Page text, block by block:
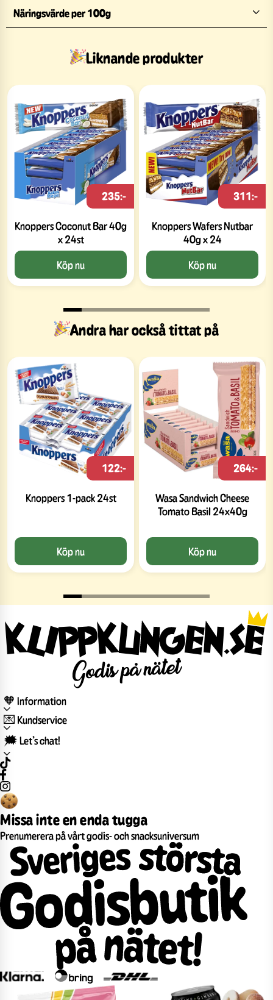
Näringsvärde per 100g
Liknande produkter
Knoppers Coconut Bar 40g
x 24st
235:-
Köp nu
Knoppers Wafers Nutbar
40g x 24
311:-
Köp nu
Andra har också tittat på
Knoppers 1-pack 24st
122:-
Köp nu
Wasa Sandwich Cheese
Tomato Basil 24x40g
264:-
Köp nu
🧡 Information
💌 Kundservice
🗯️ Let’s chat!
Missa inte en enda tugga
Prenumerera på vårt godis- och snacksuniversum